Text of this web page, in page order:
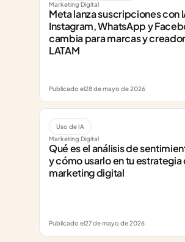
Marketing Digital
Meta lanza suscripciones con
Instagram, WhatsApp y
cambia para marcas y
LATAM
Publicado el28 de mayo de 2026
Uso de IA
Marketing Digital
Qué es el análisis de
y cómo usarlo en tu estrategia
marketing digital
Publicado el27 de mayo de 2026